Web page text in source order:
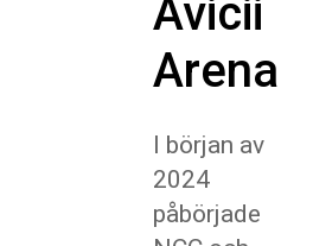
Avicii
Arena
I början av
2024
påbörjade